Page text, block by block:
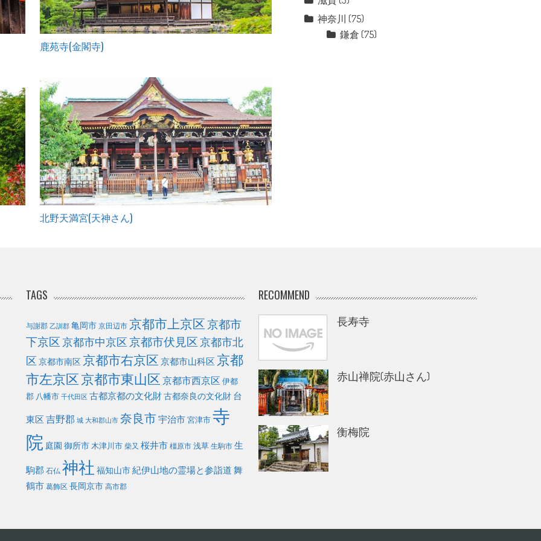
鹿苑寺(金閣寺)
北野天満宮(天神さん)
神奈川 (75)
鎌倉 (75)
TAGS
与謝郡 乙訓郡 亀岡市 京田辺市 京都市上京区京都市
下京区京都市中京区京都市伏見区京都市北
区 京都市南区 京都市右京区 京都市山科区 京都
市左京区京都市東山区 京都市西京区 伊都
郡 八幡市 千代田区 古都京都の文化財古都奈良の文化財 台
東区 吉野郡 城 大和郡山市 奈良市宇治市 宮津市 寺
院 庭園 御所市 木津川市 柴又 桜井市 橿原市 浅草 生駒市 生
駒郡 石仏 神社 福知山市紀伊山地の霊場と参詣道 舞
鶴市 葛飾区 長岡京市 高市郡
RECOMMEND
長寿寺
赤山禅院(赤山さん)
衡梅院